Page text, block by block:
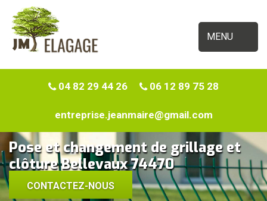
MENU
04 82 29 44 26 06 12 89 75 28
entreprise.jeanmaire@gmail.com
Pose et changement de grillage et
clôture Bellevaux 74470
CONTACTEZ-NOUS